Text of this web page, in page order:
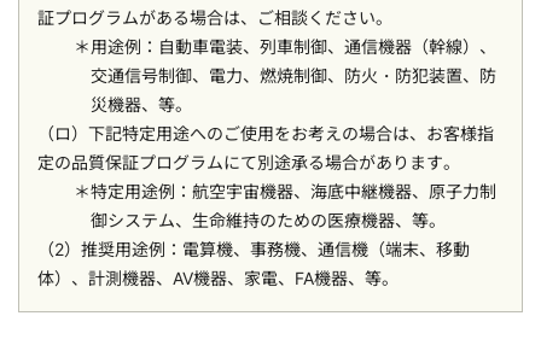
証プログラムがある場合は、ご相談ください。
用途例：自動車電装、列車制御、通信機器（幹線）、
交通信号制御、電力、燃焼制御、防火・防犯装置、防
災機器、等。
（ロ）下記特定用途へのご使用をお考えの場合は、お客様指
定の品質保証プログラムにて別途承る場合があります。
特定用途例：航空宇宙機器、海底中継機器、原子力制
御システム、生命維持のための医療機器、等。
（2）推奨用途例：電算機、事務機、通信機（端末、移動
体）、計測機器、AV機器、家電、FA機器、等。